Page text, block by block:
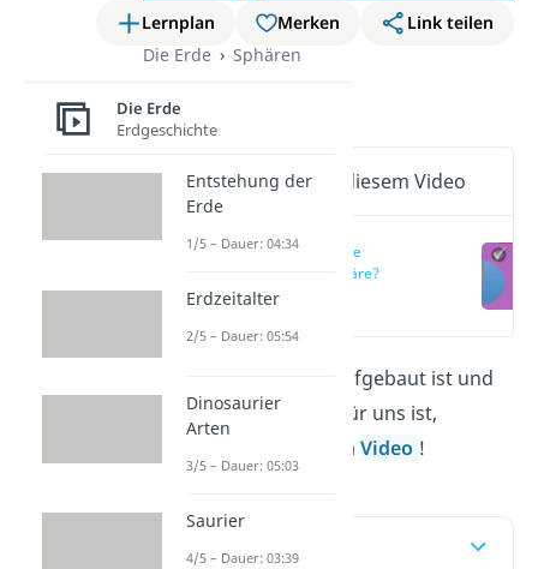
Lernplan Merken
Link teilen
Die Erde
Sphären
Atmosphäre
Wichtige Inhalte in diesem Video
Was ist die
Atmosphäre?
Wie die Atmosphäre aufgebaut ist und
warum sie so wichtig für uns ist,
und imVideo !
Inhaltsübersicht
Die Erde
Erdgeschichte
Entstehung der
Erde
1/5 – Dauer: 04:34
Erdzeitalter
2/5 – Dauer: 05:54
Dinosaurier
Arten
3/5 – Dauer: 05:03
Saurier
4/5 – Dauer: 03:39